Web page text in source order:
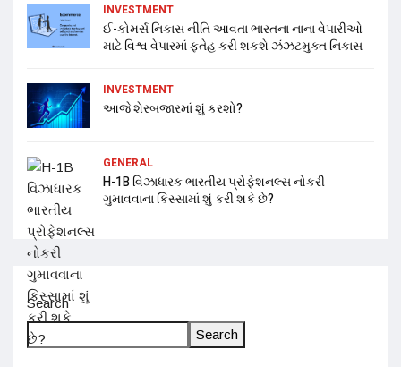
INVESTMENT
ઈ-કોમર્સ નિકાસ નીતિ આવતા ભારતના નાના વેપારીઓ
માટે વિશ્વ વેપારમાં ફતેહ કરી શકશે ઝંઝટમુક્ત નિકાસ
INVESTMENT
આજે શેરબજારમાં શું કરશો?
GENERAL
H-1B વિઝાધારક ભારતીય પ્રોફેશનલ્સ નોકરી
ગુમાવવાના કિસ્સામાં શું કરી શકે છે?
Search
Search